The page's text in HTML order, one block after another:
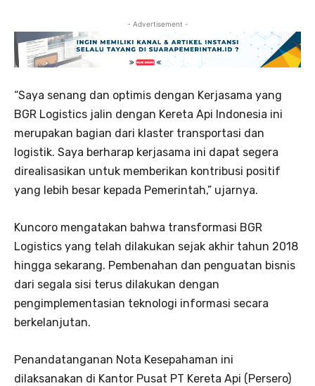
- Advertisement -
“Saya senang dan optimis dengan Kerjasama yang
BGR Logistics jalin dengan Kereta Api Indonesia ini
merupakan bagian dari klaster transportasi dan
logistik. Saya berharap kerjasama ini dapat segera
direalisasikan untuk memberikan kontribusi positif
yang lebih besar kepada Pemerintah,” ujarnya.
Kuncoro mengatakan bahwa transformasi BGR
Logistics yang telah dilakukan sejak akhir tahun 2018
hingga sekarang. Pembenahan dan penguatan bisnis
dari segala sisi terus dilakukan dengan
pengimplementasian teknologi informasi secara
berkelanjutan.
Penandatanganan Nota Kesepahaman ini
dilaksanakan di Kantor Pusat PT Kereta Api (Persero)